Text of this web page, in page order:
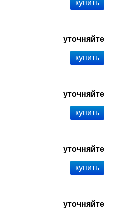
уточняйте
уточняйте
уточняйте
уточняйте